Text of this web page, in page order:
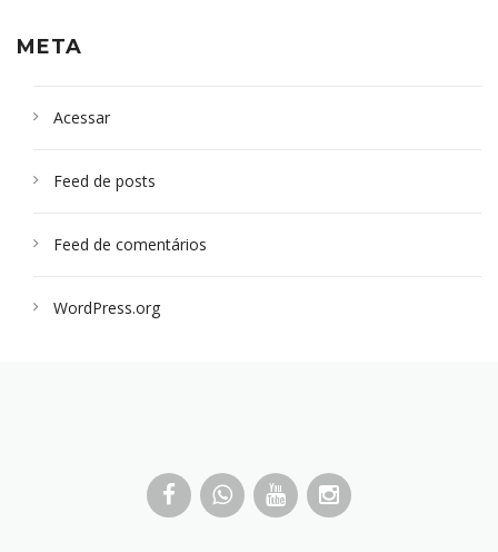
META
Acessar
Feed de posts
Feed de comentários
WordPress.org